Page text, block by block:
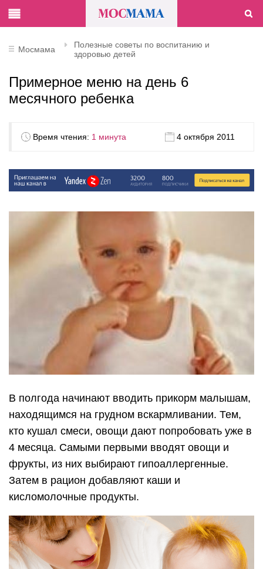
Мосмама
Полезные советы по воспитанию и
здоровью детей
Примерное меню на день 6
месячного ребенка
Время чтения: 1 минута 4 октября 2011
В полгода начинают вводить прикорм малышам,
находящимся на грудном вскармливании. Тем,
кто кушал смеси, овощи дают попробовать уже в
4 месяца. Самыми первыми вводят овощи и
фрукты, из них выбирают гипоаллергенные.
Затем в рацион добавляют каши и
кисломолочные продукты.